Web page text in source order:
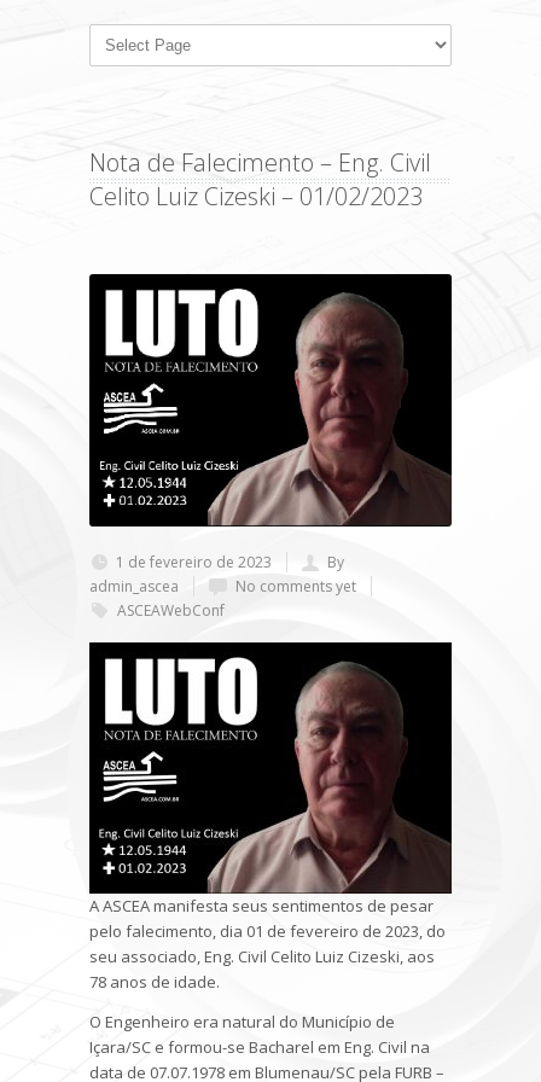
Nota de Falecimento – Eng. Civil
Celito Luiz Cizeski – 01/02/2023
1 de fevereiro de 2023
By
admin_ascea
No comments yet
ASCEAWebConf
A ASCEA manifesta seus sentimentos de pesar
pelo falecimento, dia 01 de fevereiro de 2023, do
seu associado, Eng. Civil Celito Luiz Cizeski, aos
78 anos de idade.
O Engenheiro era natural do Município de
Içara/SC e formou-se Bacharel em Eng. Civil na
data de 07.07.1978 em Blumenau/SC pela FURB –